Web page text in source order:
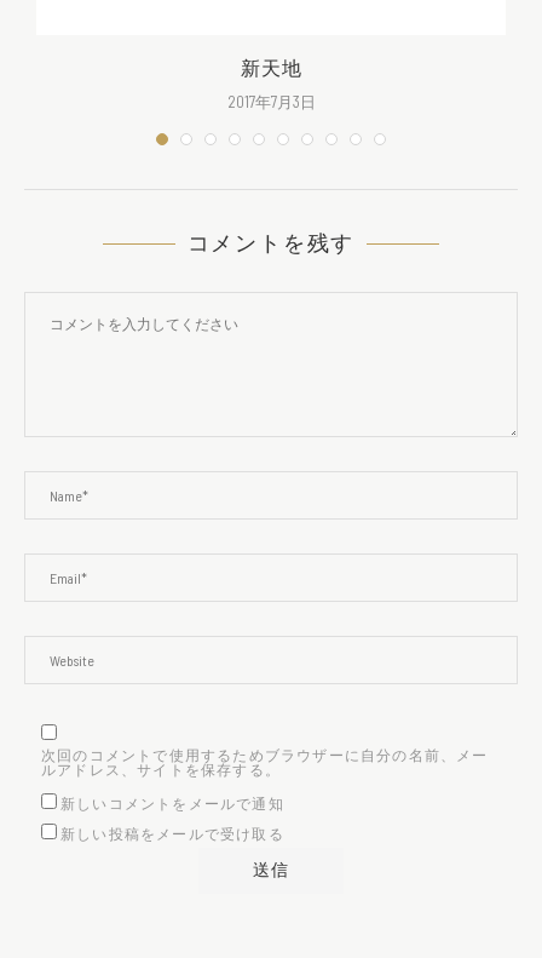
新天地
2017年7月3日
コメントを残す
次回のコメントで使用するためブラウザーに自分の名前、メー
ルアドレス、サイトを保存する。
新しいコメントをメールで通知
新しい投稿をメールで受け取る